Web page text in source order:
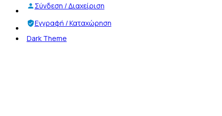
Σύνδεση / Διαχείριση
Εγγραφή / Καταχώρηση
Dark Theme